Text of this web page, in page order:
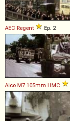
AEC Regent Ep. 2
Alco M7 105mm HMC